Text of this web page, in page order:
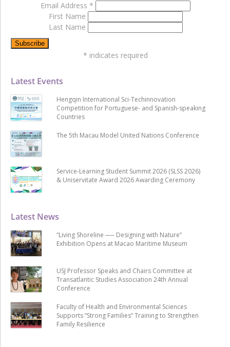
Latest News
“Living Shoreline ── Designing with Nature”
Exhibition Opens at Macao Maritime Museum
USJ Professor Speaks and Chairs Committee at
Transatlantic Studies Association 24th Annual
Conference
Faculty of Health and Environmental Sciences
Supports “Strong Families” Training to Strengthen
Family Resilience
Latest Events
Hengqin International Sci-Techinnovation
Competition for Portuguese- and Spanish-speaking
Countries
The 5th Macau Model United Nations Conference
Service-Learning Student Summit 2026 (SLSS 2026)
& Uniservitate Award 2026 Awarding Ceremony
Email Address *
First Name
Last Name
* indicates required